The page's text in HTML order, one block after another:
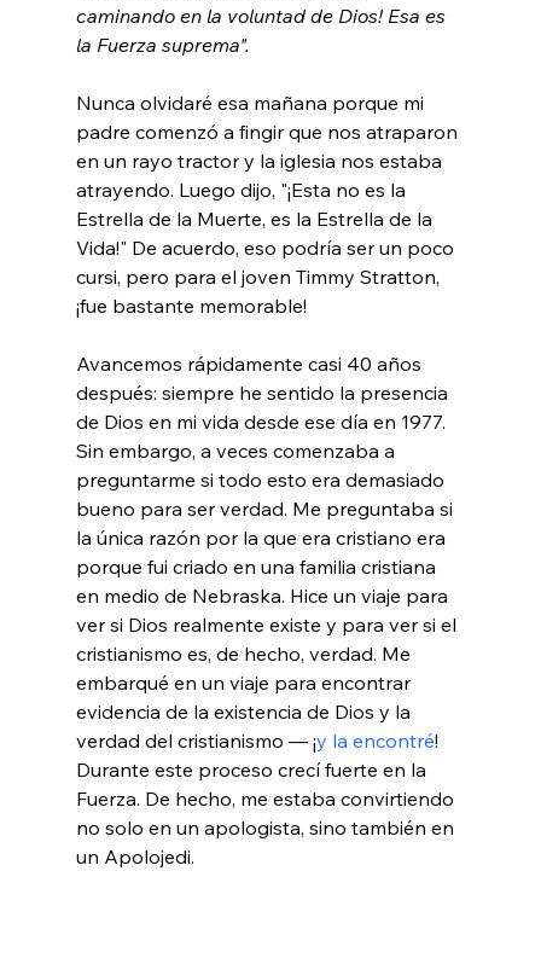
caminando en la voluntad de Dios! Esa es
la Fuerza suprema".
Nunca olvidaré esa mañana porque mi
padre comenzó a fingir que nos atraparon
en un rayo tractor y la iglesia nos estaba
atrayendo. Luego dijo, "¡Esta no es la
Estrella de la Muerte, es la Estrella de la
Vida!" De acuerdo, eso podría ser un poco
cursi, pero para el joven Timmy Stratton,
¡fue bastante memorable!
Avancemos rápidamente casi 40 años
después: siempre he sentido la presencia
de Dios en mi vida desde ese día en 1977.
Sin embargo, a veces comenzaba a
preguntarme si todo esto era demasiado
bueno para ser verdad. Me preguntaba si
la única razón por la que era cristiano era
porque fui criado en una familia cristiana
en medio de Nebraska. Hice un viaje para
ver si Dios realmente existe y para ver si el
cristianismo es, de hecho, verdad. Me
embarqué en un viaje para encontrar
evidencia de la existencia de Dios y la
verdad del cristianismo — ¡y la encontré!
Durante este proceso crecí fuerte en la
Fuerza. De hecho, me estaba convirtiendo
no solo en un apologista, sino también en
un Apolojedi.